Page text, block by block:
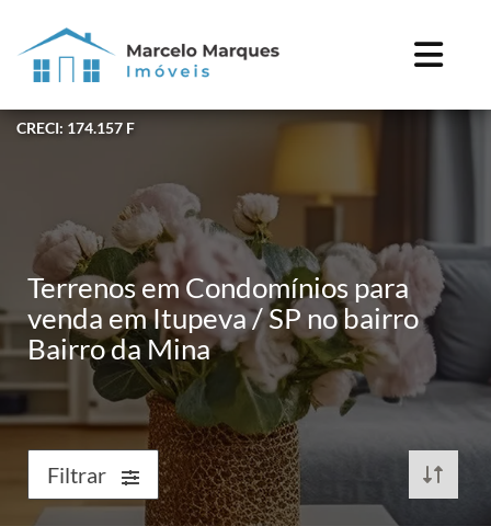
CRECI: 174.157 F
Terrenos em Condomínios para
venda em Itupeva / SP no bairro
Bairro da Mina
Filtrar